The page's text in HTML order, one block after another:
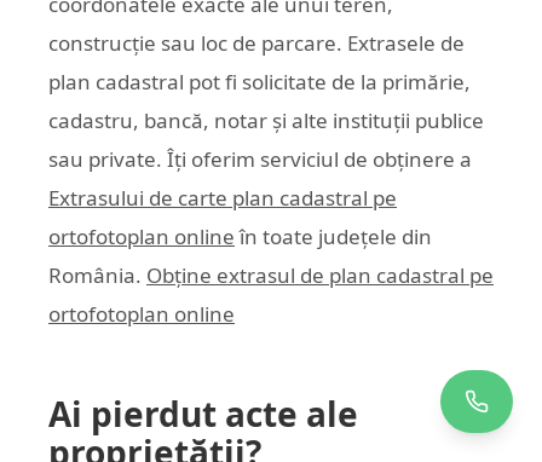
construcție sau loc de parcare. Extrasele de
plan cadastral pot fi solicitate de la primărie,
cadastru, bancă, notar și alte instituții publice
sau private. Îți oferim serviciul de obținere a
Extrasului de carte plan cadastral pe
ortofotoplan online în toate județele din
România. Obține extrasul de plan cadastral pe
ortofotoplan online
Ai pierdut acte ale
proprietății?